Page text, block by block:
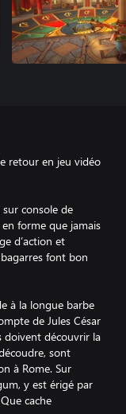
retour en jeu vidéo
console de
forme que jamais
d’action et
font bon
à la longue barbe
de Jules César
doivent découvrir la
sont
à Rome. Sur
y est érigé par
cache